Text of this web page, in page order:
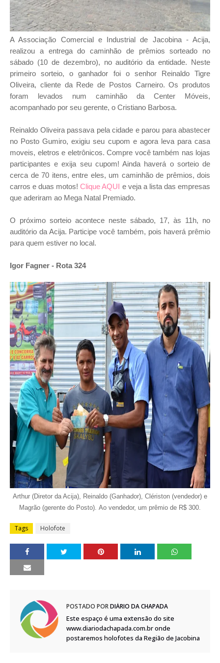
A Associação Comercial e Industrial de Jacobina - Acija,
realizou a entrega do caminhão de prêmios sorteado no
sábado (10 de dezembro), no auditório da entidade. Neste
primeiro sorteio, o ganhador foi o senhor Reinaldo Tigre
Oliveira, cliente da Rede de Postos Carneiro. Os produtos
foram levados num caminhão da Center Móveis,
acompanhado por seu gerente, o Cristiano Barbosa.
Reinaldo Oliveira passava pela cidade e parou para abastecer
no Posto Gumiro, exigiu seu cupom e agora leva para casa
moveis, eletros e eletrônicos. Compre você também nas lojas
participantes e exija seu cupom! Ainda haverá o sorteio de
cerca de 70 itens, entre eles, um caminhão de prêmios, dois
carros e duas motos!Clique AQUI e veja a lista das empresas
que aderiram ao Mega Natal Premiado.
O próximo sorteio acontece neste sábado, 17, às 11h, no
auditório da Acija. Participe você também, pois haverá prêmio
para quem estiver no local.
Igor Fagner - Rota 324
Arthur (Diretor da Acija), Reinaldo (Ganhador), Clériston (vendedor) e
Magrão (gerente do Posto). Ao vendedor, um prêmio de R$ 300.
Tags Holofote
POSTADO PORDIÁRIO DA CHAPADA
Este espaço é uma extensão do site
www.diariodachapada.com.br onde
postaremos holofotes da Região de Jacobina